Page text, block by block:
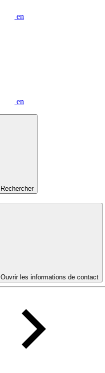
en
en
Rechercher
Ouvrir les informations de contact